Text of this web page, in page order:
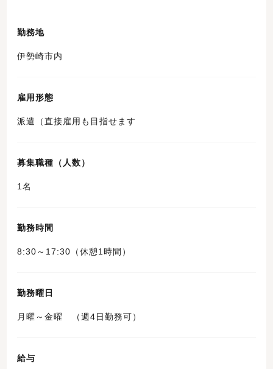
勤務地
伊勢崎市内
雇用形態
派遣（直接雇用も目指せます
募集職種（人数）
1名
勤務時間
8:30～17:30（休憩1時間）
勤務曜日
月曜～金曜 （週4日勤務可）
給与